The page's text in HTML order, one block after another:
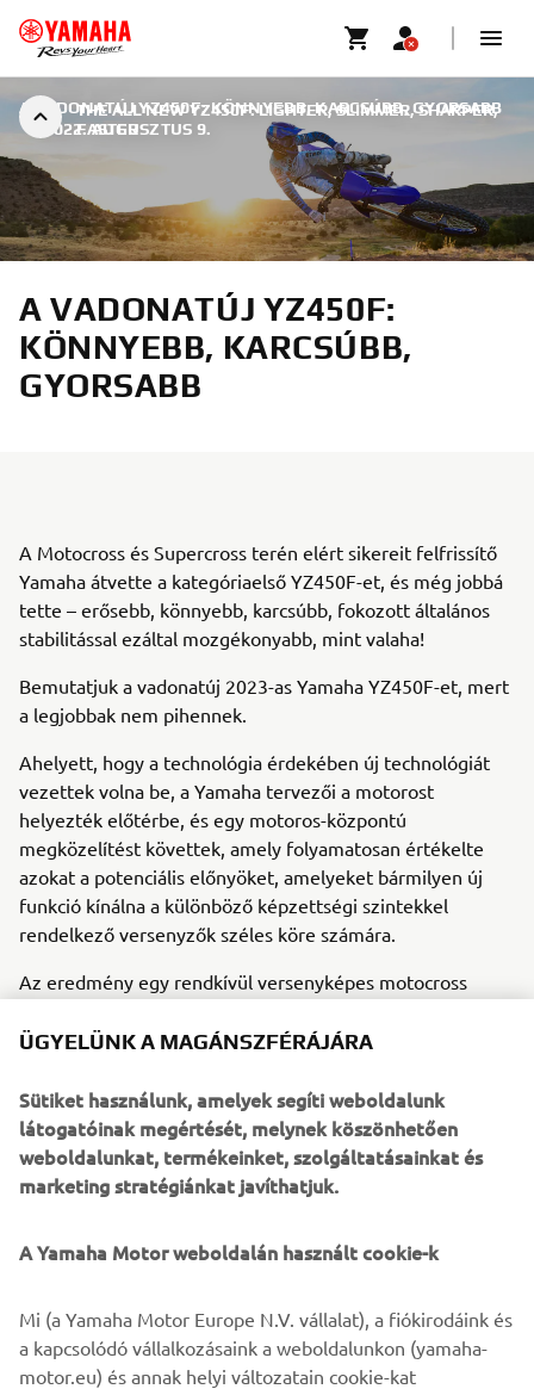
THE ALL NEW YZ450F: LIGHTER, SLIMMER, SHARPER,
FASTER
A VADONATÚJ YZ450F: KÖNNYEBB, KARCSÚBB, GYORSABB
2022. AUGUSZTUS 9.
A VADONATÚJ YZ450F:
KÖNNYEBB, KARCSÚBB,
GYORSABB
A Motocross és Supercross terén elért sikereit felfrissítő
Yamaha átvette a kategóriaelső YZ450F-et, és még jobbá
tette – erősebb, könnyebb, karcsúbb, fokozott általános
stabilitással ezáltal mozgékonyabb, mint valaha!
Bemutatjuk a vadonatúj 2023-as Yamaha YZ450F-et, mert
a legjobbak nem pihennek.
Ahelyett, hogy a technológia érdekében új technológiát
vezettek volna be, a Yamaha tervezői a motorost
helyezték előtérbe, és egy motoros-központú
megközelítést követtek, amely folyamatosan értékelte
azokat a potenciális előnyöket, amelyeket bármilyen új
funkció kínálna a különböző képzettségi szintekkel
rendelkező versenyzők széles köre számára.
Az eredmény egy rendkívül versenyképes motocross
tapasztalt profi vagy hétvégi versenyző. A könnyebb és
erősebb új motorral, valamint az új fejlesztésű, könnyű
alvázzal és a teljesen új, ergonomikus karosszériával
felszerelt, 5%-kal nagyobb teljesítményt produkáló ; tele
tankkal mindössze 109 kg tömegű új 2023-as YZ450F
számára.
A gyári versenymotorok megjelenése által ihletett 2023-
as YZ450F az YZ450F Monster Energy Yamaha Racing
verzióban is megtalálható.
ÜGYELÜNK A MAGÁNSZFÉRÁJÁRA
Sütiket használunk, amelyek segíti weboldalunk
látogatóinak megértését, melynek köszönhetően
weboldalunkat, termékeinket, szolgáltatásainkat és
marketing stratégiánkat javíthatjuk.
A Yamaha Motor weboldalán használt cookie-k
Mi (a Yamaha Motor Europe N.V. vállalat), a fiókirodáink és
a kapcsolódó vállalkozásaink a weboldalunkon (yamaha-
motor.eu) és annak helyi változatain cookie-kat